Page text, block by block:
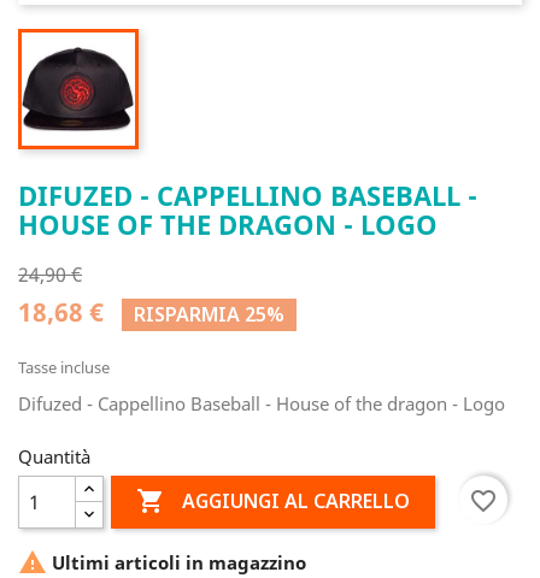
DIFUZED - CAPPELLINO BASEBALL -
HOUSE OF THE DRAGON - LOGO
24,90 €
18,68 € RISPARMIA 25%
Tasse incluse
Difuzed - Cappellino Baseball - House of the dragon - Logo
Quantità
 AGGIUNGI AL CARRELLO favorite_border
 Ultimi articoli in magazzino